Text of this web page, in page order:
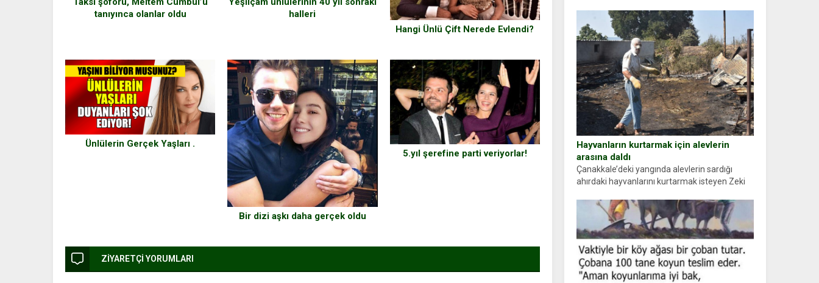
sosyal medya hesabında “Usta Oyuncumuz ve
çok değerli dostumuz...
Hayvanların kurtarmak için alevlerin
arasına daldı
Çanakkale’deki yangında alevlerin sardığı
ahırdaki hayvanlarını kurtarmak isteyen Zeki
ellerinde yanıklar oluşan Demir, kâbus dolu
anları anlattı… Merkeze bağlı...
tanıyınca olanlar oldu
halleri
Hangi Ünlü Çift Nerede Evlendi?
Ünlülerin Gerçek Yaşları .
Bir dizi aşkı daha gerçek oldu
5.yıl şerefine parti veriyorlar!
ZİYARETÇİ YORUMLARI